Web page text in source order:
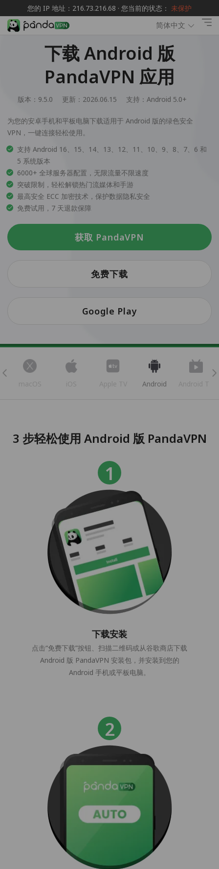
您的 IP 地址：216.73.216.68 · 您当前的状态： 未保护
简体中文
下载 Android 版
PandaVPN 应用
版本：9.5.0 更新：2026.06.15 支持： Android 5.0+
为您的安卓手机和平板电脑下载适用于 Android 版的绿色安全
VPN，一键连接轻松使用。
支持 Android 16、15、14、13、12、11、10、9、8、7、6 和
5 系统版本
6000+ 全球服务器配置，无限流量不限速度
突破限制，轻松解锁热门流媒体和手游
最高安全 ECC 加密技术，保护数据隐私安全
免费试用，7 天退款保障
获取 PandaVPN
免费下载
Google Play
macOS iOS Apple TV Android Android TV
3 步轻松使用 Android 版 PandaVPN
下载安装
点击“免费下载”按钮、扫描二维码或从谷歌商店下载
Android 版 PandaVPN 安装包，并安装到您的
Android 手机或平板电脑。